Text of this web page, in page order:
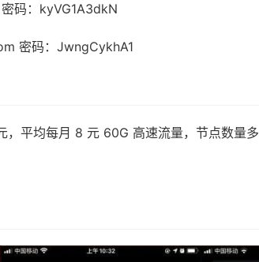
密码：kyVG1A3dkN
密码：JwngCykhA1
，平均每月 8 元 60G 高速流量，节点数量多